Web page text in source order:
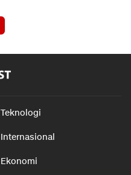
Teknologi
Internasional
Ekonomi